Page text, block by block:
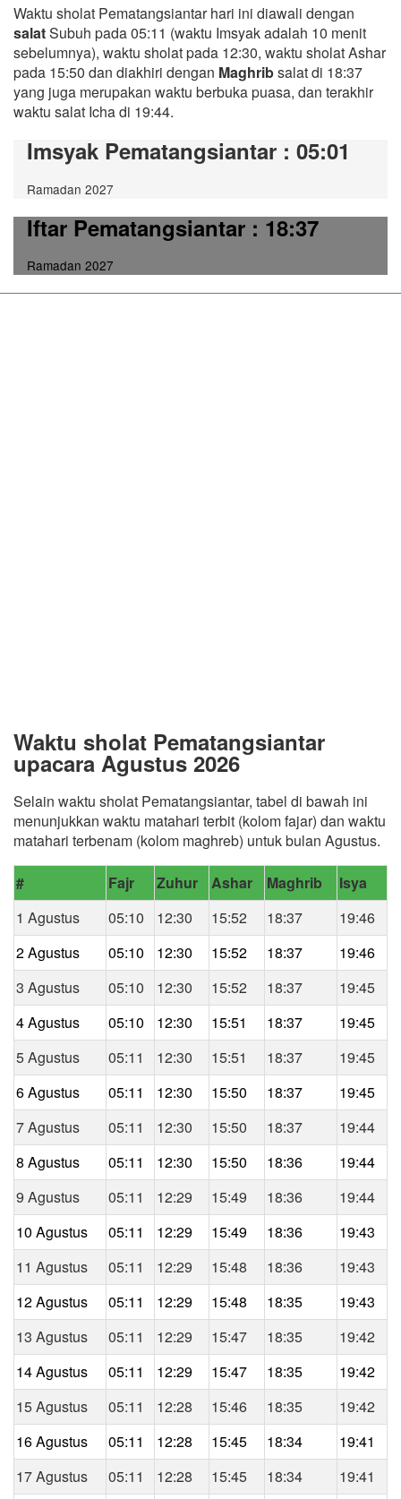
Waktu sholat Pematangsiantar hari ini diawali dengan
salatSubuh pada 05:11 (waktu Imsyak adalah 10 menit
sebelumnya), waktu sholat pada 12:30, waktu sholat Ashar
pada 15:50 dan diakhiri dengan Maghribsalat di 18:37
yang juga merupakan waktu berbuka puasa, dan terakhir
waktu salat Icha di 19:44.
Imsyak Pematangsiantar : 05:01
Ramadan 2027
Iftar Pematangsiantar: 18:37
Ramadan 2027
Waktu sholat Pematangsiantar
upacara Agustus 2026
Selain waktu sholat Pematangsiantar, tabel di bawah ini
menunjukkan waktu matahari terbit (kolom fajar) dan waktu
matahari terbenam (kolom maghreb) untuk bulan Agustus.
# Fajr Zuhur Ashar Maghrib
Isya
1 Agustus
05:10 12:30 15:52 18:37
19:46
2 Agustus
05:10 12:30 15:52 18:37
19:46
3 Agustus
05:10 12:30 15:52 18:37
19:45
4 Agustus
05:10 12:30 15:51 18:37
19:45
5 Agustus
05:11 12:30 15:51 18:37
19:45
6 Agustus
05:11 12:30 15:50 18:37
19:45
7 Agustus
05:11 12:30 15:50 18:37
19:44
8 Agustus
05:11 12:30 15:50 18:36
19:44
9 Agustus
05:11 12:29 15:49 18:36
19:44
10 Agustus
05:11 12:29 15:49 18:36
19:43
11 Agustus
05:11 12:29 15:48 18:36
19:43
12 Agustus
05:11 12:29 15:48 18:35
19:43
13 Agustus
05:11 12:29 15:47 18:35
19:42
14 Agustus
05:11 12:29 15:47 18:35
19:42
15 Agustus
05:11 12:28 15:46 18:35
19:42
16 Agustus
05:11 12:28 15:45 18:34
19:41
17 Agustus
05:11 12:28 15:45 18:34 19:41